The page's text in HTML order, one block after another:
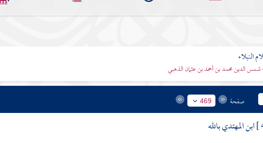
النبلاء
الدين محمد بن أحمد بن عثمان الذهبي
صفحة 469
ابن المهتدي بالله